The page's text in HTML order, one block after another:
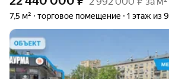
7,5 м² торговое помещение 1 этаж из 9